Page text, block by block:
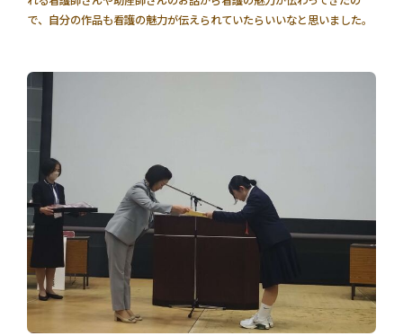
で、自分の作品も看護の魅力が伝えられていたらいいなと思いました。